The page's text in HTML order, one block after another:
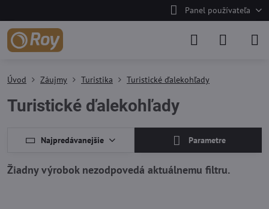
Panel používateľa
Úvod Záujmy Turistika Turistické ďalekohľady
Turistické ďalekohľady
Najpredávanejšie Parametre